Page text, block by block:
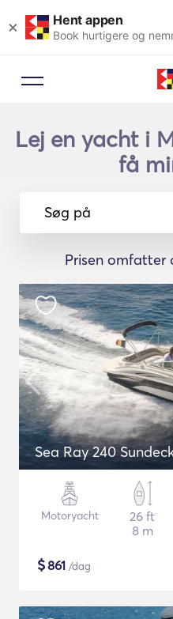
× Hent appen
Book hurtigere og
Lej en yacht i
få
Søg på
Prisen omfatter
Sea Ray 240
Motoryacht
26 ft
8 m
$861 /dag